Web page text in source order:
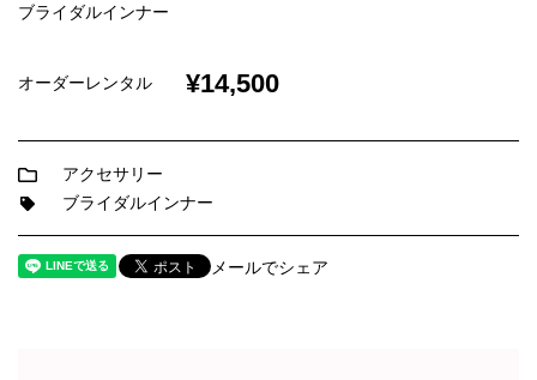
ブライダルインナー
オーダーレンタル ¥14,500
アクセサリー
ブライダルインナー
メールでシェア